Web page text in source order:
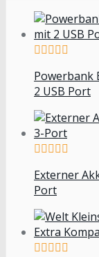
Powerbank
2 USB Port
Externer
Port